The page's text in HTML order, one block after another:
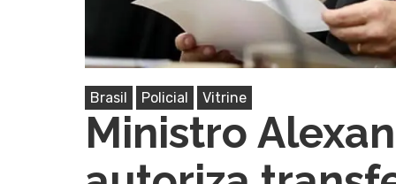
Brasil Policial Vitrine
Ministro